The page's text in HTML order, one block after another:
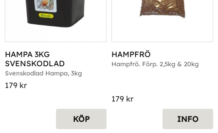
HAMPA 3KG
SVENSKODLAD
Svenskodlad Hampa, 3kg
179 kr
KÖP
HAMPFRÖ
Hampfrö. Förp. 2,5kg & 20kg
179 kr
INFO